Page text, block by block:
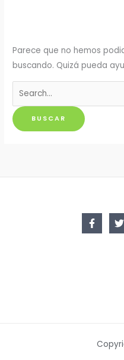
Parece que no hemos
buscando. Quizá pueda
Buscar
por: